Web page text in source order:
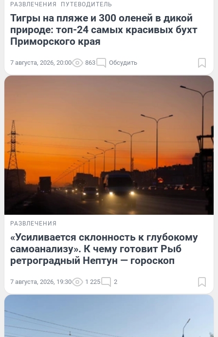
РАЗВЛЕЧЕНИЯ ПУТЕВОДИТЕЛЬ
Тигры на пляже и 300 оленей в дикой
природе: топ-24 самых красивых бухт
Приморского края
7 августа, 2026, 20:00 863 Обсудить
РАЗВЛЕЧЕНИЯ
«Усиливается склонность к глубокому
самоанализу». К чему готовит Рыб
ретроградный Нептун — гороскоп
7 августа, 2026, 19:30 1 225 2